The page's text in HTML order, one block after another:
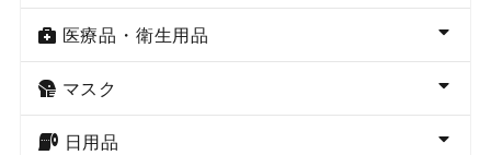
医療品・衛生用品
マスク
日用品